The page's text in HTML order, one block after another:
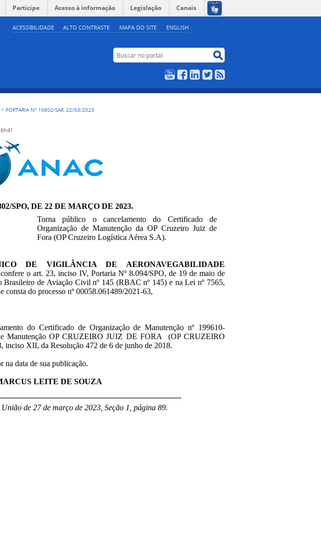
ACESSIBILIDADE ALTO CONTRASTE MAPA DO SITE ENGLISH
Participe Acesso à informação Legislação Canais
Buscar no portal
YouTubeFacebookLinkedIn
Twitter
> PORTARIA Nº 10802/SAR, 22/03/2023
SPO, DE 22 DE MARÇO DE 2023.
Torna público o cancelamento do Certificado de
Organização de Manutenção da OP Cruzeiro Juiz de
Fora (OP Cruzeiro Logística Aérea S.A).
DE VIGILÂNCIA DE AERONAVEGABILIDADE
o art. 23, inciso IV, Portaria Nº 8.094/SPO, de 19 de maio de
Brasileiro de Aviação Civil nº 145 (RBAC nº 145) e na Lei nº 7565,
consta do processo nº 00058.061489/2021-63,
do Certificado de Organização de Manutenção nº 199610-
Manutenção OP CRUZEIRO JUIZ DE FORA (OP CRUZEIRO
XII, da Resolução 472 de 6 de junho de 2018.
na data de sua publicação.
LEITE DE SOUZA
de 27 de março de 2023, Seção 1, página 89.